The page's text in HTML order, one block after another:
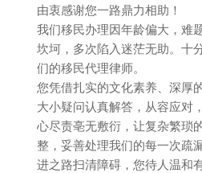
由衷感谢您一路鼎力相助！
我们移民办理因年龄偏大，难
坎坷，多次陷入迷茫无助。十
们的移民代理律师。
您凭借扎实的文化素养、深厚
大小疑问认真解答，从容应对
心尽责亳无敷衍，让复杂繁琐
整，妥善处理我们的每一次疏
进之路扫清障碍，您待人温和